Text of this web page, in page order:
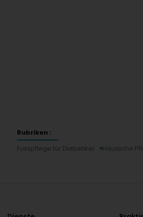
Rubriken :
Fusspflege für Diabetiker
Häusliche